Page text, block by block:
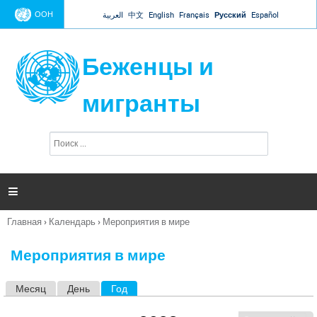
Jump to navigation
ООН العربية 中文 English Français Русский Español
Беженцы и
мигранты
п
и

Вы
Главная › Календарь › Мероприятия в мире
Мероприятия в мире
Месяц День Год